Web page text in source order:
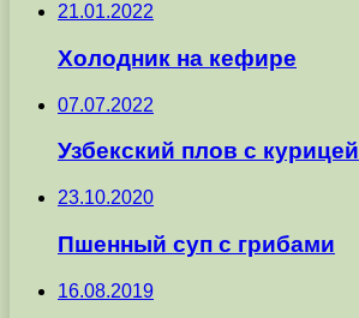
21.01.2022
Холодник на кефире
07.07.2022
Узбекский плов с курицей
23.10.2020
Пшенный суп с грибами
16.08.2019